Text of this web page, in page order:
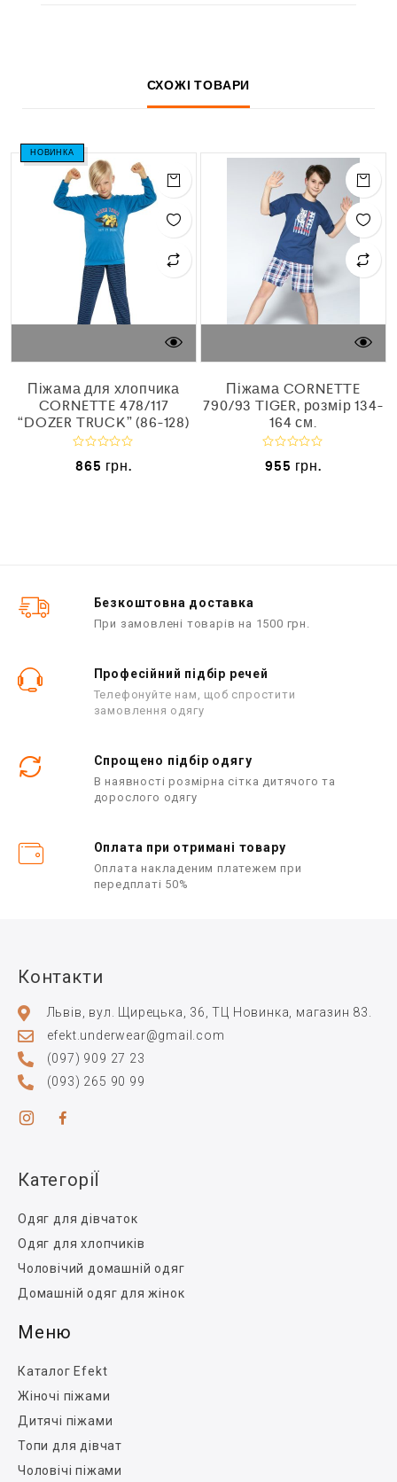
СХОЖІ ТОВАРИ
НОВИНКА
Піжама для хлопчика
CORNETTE 478/117
“DOZER TRUCK” (86-128)
О
ц
865 грн.
Піжама CORNETTE
790/93 TIGER, розмір 134-
164 см.
О
ц
955 грн.
Безкоштовна доставка
При замовлені товарів на 1500 грн.
Професійний підбір речей
Телефонуйте нам, щоб спростити
замовлення одягу
Спрощено підбір одягу
В наявності розмірна сітка дитячого та
дорослого одягу
Оплата при отримані товару
Оплата накладеним платежем при
передплаті 50%
Контакти
Львів, вул. Щирецька, 36, ТЦ Новинка, магазин 83.
efekt.underwear@gmail.com
(097) 909 27 23
(093) 265 90 99
КатегоріЇ
Одяг для дівчаток
Одяг для хлопчиків
Чоловічий домашній одяг
Домашній одяг для жінок
Меню
Каталог Efekt
Жіночі піжами
Дитячі піжами
Топи для дівчат
Чоловічі піжами